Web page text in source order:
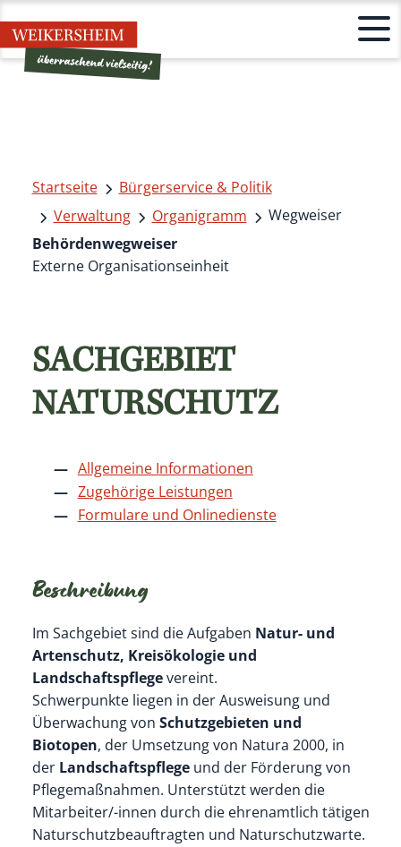
Startseite
Bürgerservice & Politik
Verwaltung
Organigramm
Wegweiser
Behördenwegweiser
Externe Organisationseinheit
SACHGEBIET
NATURSCHUTZ
Allgemeine Informationen
Zugehörige Leistungen
Formulare und Onlinedienste
Beschreibung
Im Sachgebiet sind die Aufgaben Natur- und
Artenschutz, Kreisökologie und
Landschaftspflegevereint.
Schwerpunkte liegen in der Ausweisung und
Überwachung von Schutzgebieten und
Biotopen, der Umsetzung von Natura 2000, in
der Landschaftspflegeund der Förderung von
Pflegemaßnahmen. Unterstützt werden die
Mitarbeiter/-innen durch die ehrenamtlich tätigen
Naturschutzbeauftragten und Naturschutzwarte.